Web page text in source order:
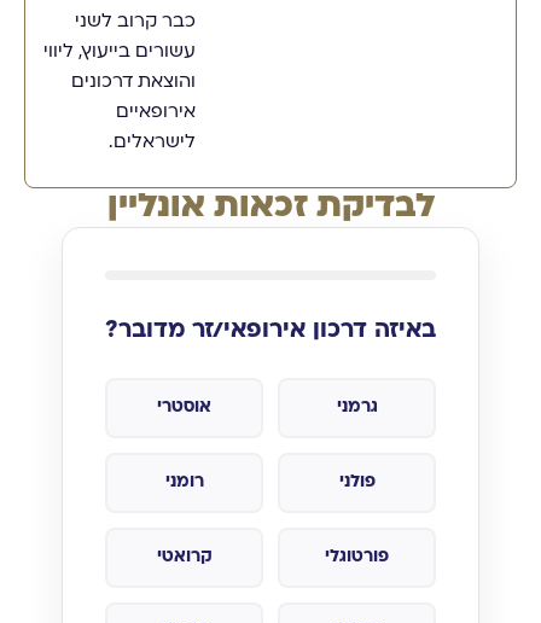
כבר קרוב לשני
עשורים בייעוץ, ליווי
והוצאת דרכונים
אירופאיים
לישראלים.
לבדיקת זכאות אונליין
באיזה דרכון אירופאי/זר מדובר?
גרמני אוסטרי
פולני רומני
פורטוגלי קרואטי